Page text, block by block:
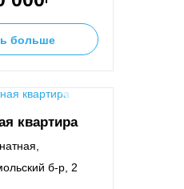
больше
квартира
б-р, 2